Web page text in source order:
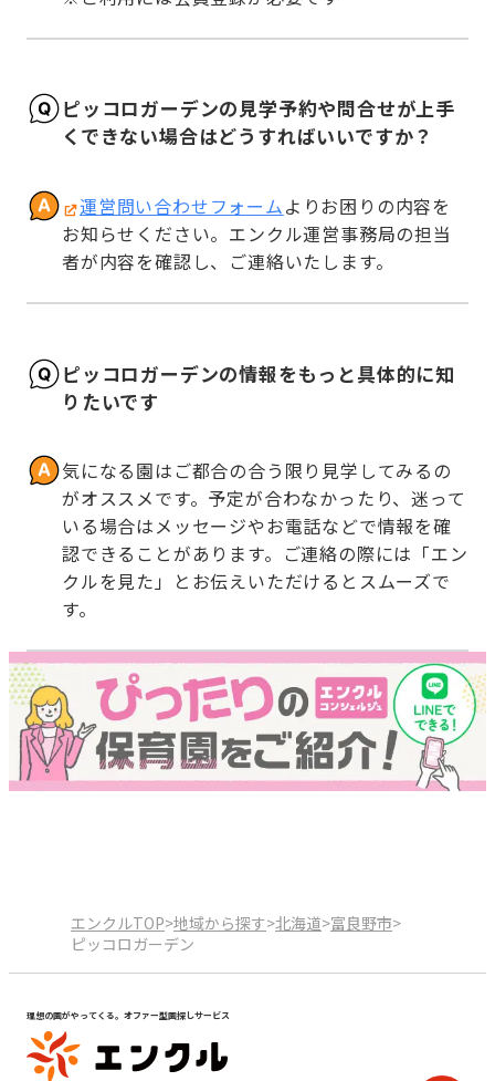
ピッコロガーデンの見学予約や問合せが上手
くできない場合はどうすればいいですか？
運営問い合わせフォームよりお困りの内容を
お知らせください。エンクル運営事務局の担当
者が内容を確認し、ご連絡いたします。
ピッコロガーデンの情報をもっと具体的に知
りたいです
気になる園はご都合の合う限り見学してみるの
がオススメです。予定が合わなかったり、迷って
いる場合はメッセージやお電話などで情報を確
認できることがあります。ご連絡の際には「エン
クルを見た」とお伝えいただけるとスムーズで
す。
エンクルTOP>地域から探す>北海道>富良野市>
ピッコロガーデン
理想の園がやってくる。オファー型園探しサービス